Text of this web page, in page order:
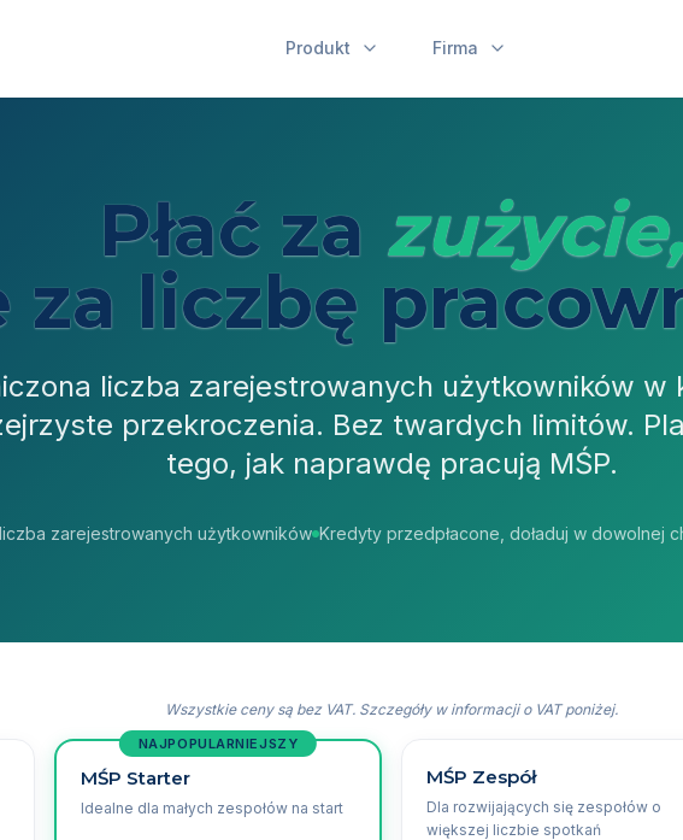
Produkt Firma
Płać za
za liczbę
liczba zarejestrowanych użytkowników w
przekroczenia. Bez twardych limitów.
tego, jak naprawdę pracują MŚP.
zarejestrowanych użytkowników Kredyty przedpłacone, doładuj w dowolnej
Wszystkie ceny są bez VAT. Szczegóły w informacji o VAT poniżej.
NAJPOPULARNIEJSZY
MŚP Starter
Idealne dla małych zespołów na start
MŚP Zespół
Dla rozwijających się zespołów o
większej liczbie spotkań